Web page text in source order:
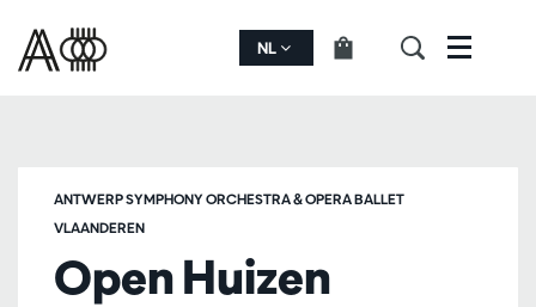
NL Menu
Open Huizen
ANTWERP SYMPHONY ORCHESTRA & OPERA BALLET
VLAANDEREN